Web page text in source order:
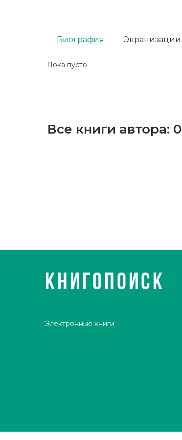
Пока пусто
Биография Экранизации
Все книги автора: 0
КНИГОПОИСК
Электронные книги